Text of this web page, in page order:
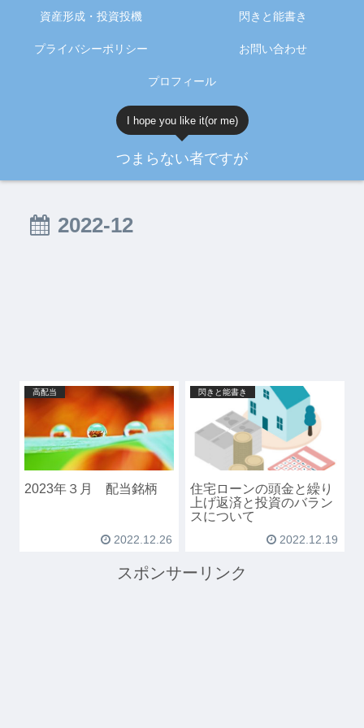
I hope you like it(or me)
つまらない者ですが
資産形成・投資投機 閃きと能書き
プライバシーポリシー お問い合わせ
プロフィール
2022-12
高配当
2023年３月 配当銘柄
2022.12.26
閃きと能書き
住宅ローンの頭金と繰り
上げ返済と投資のバラン
スについて
2022.12.19
スポンサーリンク